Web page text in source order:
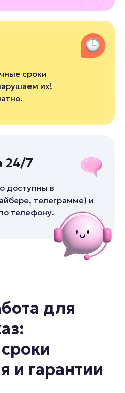
сроки
их!
24/7
доступны в
телеграмме) и
телефону.
для
и гарантии